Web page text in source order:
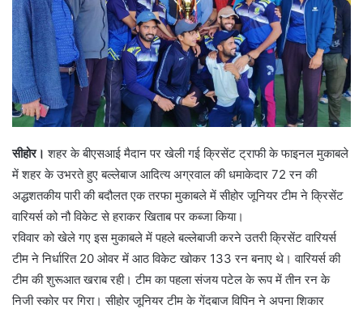
सीहोर। शहर के बीएसआई मैदान पर खेली गई क्रिसेंट ट्राफी के फाइनल मुकाबले
में शहर के उभरते हुए बल्लेबाज आदित्य अग्रवाल की धमाकेदार 72 रन की
अद्धशतकीय पारी की बदौलत एक तरफा मुकाबले में सीहोर जूनियर टीम ने क्रिसेंट
वारियर्स को नौ विकेट से हराकर खिताब पर कब्जा किया।
रविवार को खेले गए इस मुकाबले में पहले बल्लेबाजी करने उतरी क्रिसेंट वारियर्स
टीम ने निर्धारित 20 ओवर में आठ विकेट खोकर 133 रन बनाए थे। वारियर्स की
टीम की शुरूआत खराब रही। टीम का पहला संजय पटेल के रूप में तीन रन के
निजी स्कोर पर गिरा। सीहोर जूनियर टीम के गेंदबाज विपिन ने अपना शिकार